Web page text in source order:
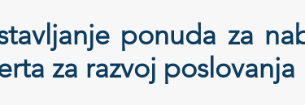
ponuda za
za razvoj poslovanja